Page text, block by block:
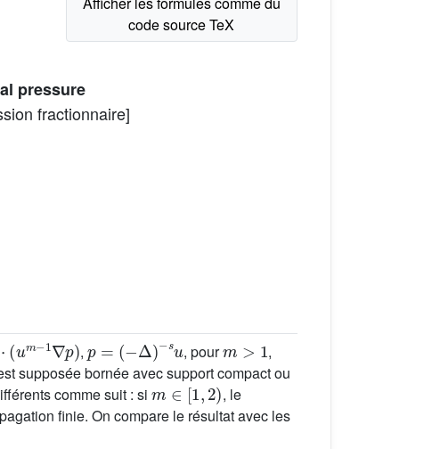
pressure
fractionnaire]
m−1∇p)
,
p=(−Δ)−su
, pour
m>1
,
supposée bornée avec support compact ou
comme suit : si
m∈[1,2)
, le
finie. On compare le résultat avec les